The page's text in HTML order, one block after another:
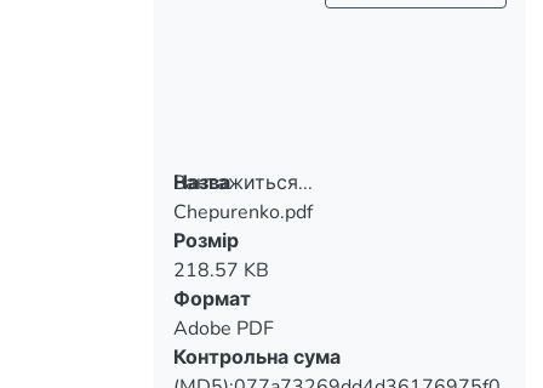
Вантажиться...
Вантажиться...
Назва
Chepurenko.pdf
Розмір
218.57 KB
Формат
Adobe PDF
Контрольна сума